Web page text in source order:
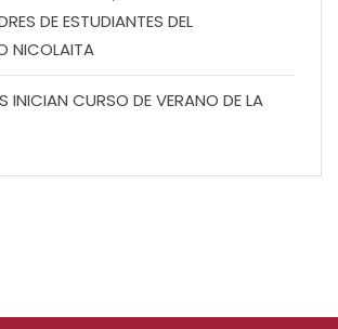
DE ESTUDIANTES DEL
NICOLAITA
INICIAN CURSO DE VERANO DE LA